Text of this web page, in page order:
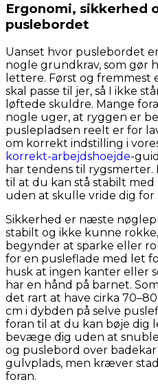
Ergonomi, sikkerhed
puslebordet
Uanset hvor puslebordet
nogle grundkrav, som gør
lettere. Først og fremmest
skal passe til jer, så I ikke
løftede skuldre. Mange
nogle uger, at ryggen er
puslepladsen reelt er for
om korrekt indstilling i
korrekt-arbejdshoejde-
har tendens til rygsmerter.
til at du kan stå stabilt
uden at skulle vride dig
Sikkerhed er næste
stabilt og ikke kunne
begynder at sparke eller
for en pusleflade med let
husk at ingen kanter eller
har en hånd på barnet.
det rart at have cirka
cm i dybden på selve
foran til at du kan bøje dig
bevæge dig uden at
og puslebord over
gulvplads, men kræver
foran.